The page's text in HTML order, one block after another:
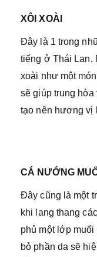
XÔI XOÀI
Đây là 1 trong
tiếng ở Thái Lan.
xoài như một
sẽ giúp trung
tạo nên hương vị
CÁ NƯỚNG
Đây cũng là một
khi lang thang
phủ một lớp
bỏ phần da sẽ